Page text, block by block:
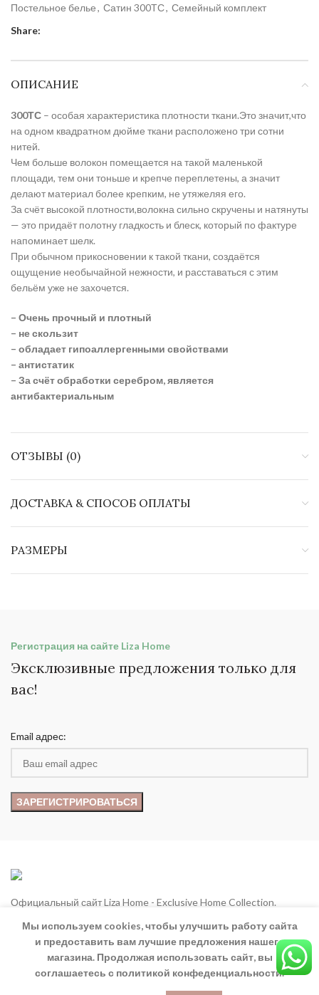
Постельное белье, Сатин 300ТС, Семейный комплект
Share:
ОПИСАНИЕ
300ТС – особая характеристика плотности ткани.Это значит,что
на одном квадратном дюйме ткани расположено три сотни
нитей.
Чем больше волокон помещается на такой маленькой
площади, тем они тоньше и крепче переплетены, а значит
делают материал более крепким, не утяжеляя его.
За счёт высокой плотности,волокна сильно скручены и натянуты
— это придаёт полотну гладкость и блеск, который по фактуре
напоминает шелк.
При обычном прикосновении к такой ткани, создаётся
ощущение необычайной нежности, и расставаться с этим
бельём уже не захочется.
– Очень прочный и плотный
– не скользит
– обладает гипоаллергенными свойствами
– антистатик
– За счёт обработки серебром, является
антибактериальным
ОТЗЫВЫ (0)
ДОСТАВКА & СПОСОБ ОПЛАТЫ
РАЗМЕРЫ
Регистрация на сайте Liza Home
Эксклюзивные предложения только для
вас!
Email адрес:
Официальный сайт Liza Home - Exclusive Home Collection.
Göynük mah. Atatürk Cad. 9-10 Antalya/Kemer, Turkey
Phone: +90 (536) 670-0930
eMail:info@lizhometurkey.com
Мы используем cookies, чтобы улучшить работу сайта
и предоставить вам лучшие предложения нашего
магазина. Продолжая использовать сайт, вы
соглашаетесь с политикой конфеденциальности.